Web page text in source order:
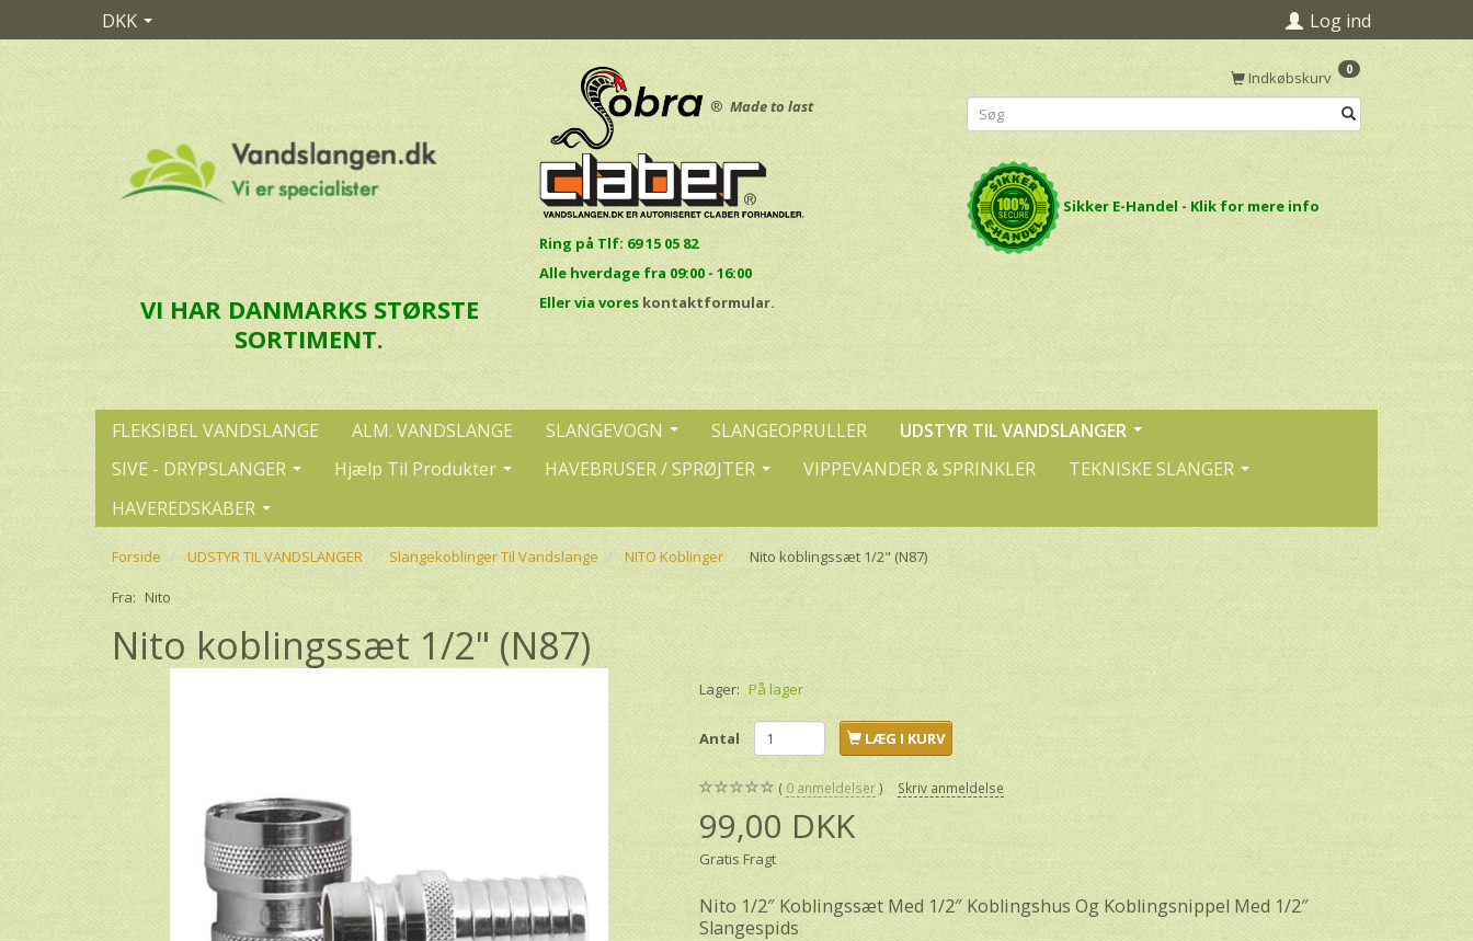
DKK Log ind
VI HAR DANMARKS STØRSTE
SORTIMENT.
® Made to last
Ring på Tlf: 69 15 05 82
Alle hverdage fra 09:00 - 16:00
Eller via vores kontaktformular.
Indkøbskurv 0
Sikker E-Handel - Klik for mere info
FLEKSIBEL VANDSLANGE ALM. VANDSLANGE SLANGEVOGN SLANGEOPRULLER
UDSTYR TIL VANDSLANGER
SIVE - DRYPSLANGER
Hjælp Til Produkter HAVEBRUSER / SPRØJTER VIPPEVANDER & SPRINKLER
TEKNISKE SLANGER
HAVEREDSKABER
Forside UDSTYR TIL VANDSLANGER Slangekoblinger Til Vandslange NITO Koblinger Nito koblingssæt 1/2" (N87)
Fra: Nito
Nito koblingssæt 1/2" (N87)
Lager: På lager
Antal LÆG I KURV
0 anmeldelser Skriv anmeldelse
99,00 DKK
Gratis Fragt
Nito 1/2″ Koblingssæt Med 1/2″ Koblingshus Og Koblingsnippel Med 1/2″
Slangespids